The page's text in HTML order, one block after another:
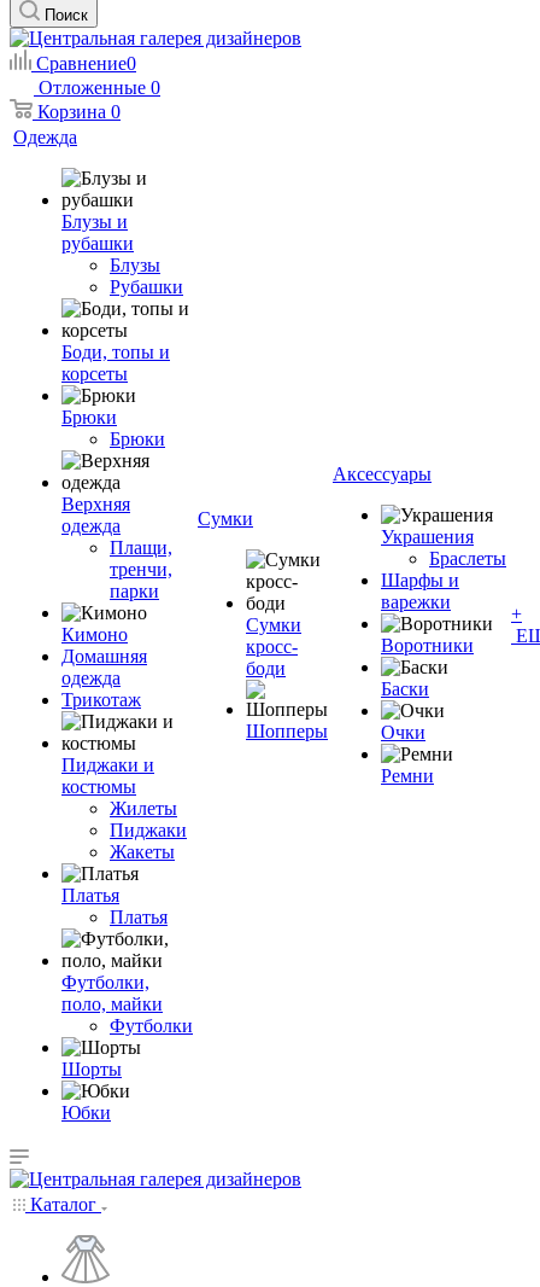
Поиск
Сравнение0
Отложенные 0
Корзина 0
Одежда
Блузы и
рубашки
Блузы
Рубашки
Боди, топы и
корсеты
Брюки
Брюки
Верхняя
одежда
Плащи,
тренчи,
парки
Кимоно
Домашняя
одежда
Трикотаж
Пиджаки и
костюмы
Жилеты
Пиджаки
Жакеты
Платья
Платья
Футболки,
поло, майки
Футболки
Шорты
Юбки
Сумки
Сумки
кросс-
боди
Шопперы
Аксессуары
Украшения
Браслеты
Шарфы и
варежки
Воротники
Баски
Очки
Ремни
+
Каталог